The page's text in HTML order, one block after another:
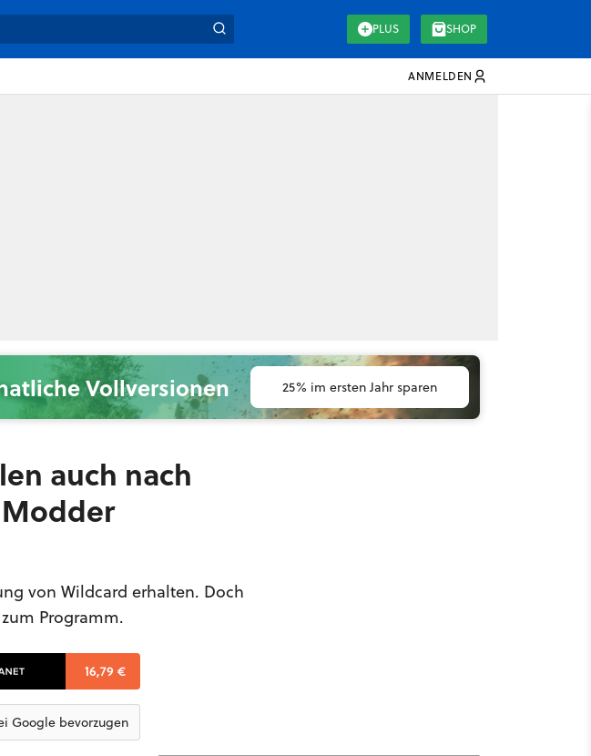
PLUS SHOP
ANMELDEN
Vollversionen 25% im ersten Jahr sparen
auch nach
von Wildcard erhalten. Doch
Programm.
16,79 €
Google bevorzugen